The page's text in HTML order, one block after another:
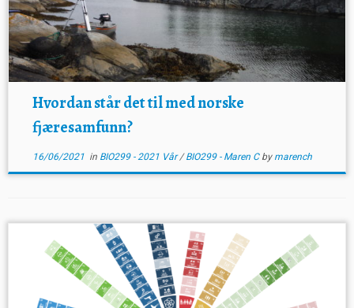
Hvordan står det til med norske
fjæresamfunn?
16/06/2021in BIO299 - 2021 Vår/BIO299 - Maren C by marench